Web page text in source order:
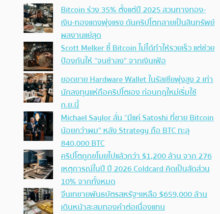
Bitcoin ร่วง 35% ตั้งแต่ปี 2025 สวนทางทอง-
เงิน-ทองแดงพุ่งแรง ดันคริปโตกลายเป็นสินทรัพย์
ผลงานแย่สุด
Scott Melker ชี้ Bitcoin ไม่ได้ทำให้รวยเร็ว แต่ช่วย
ป้องกันให้ “จนช้าลง” จากเงินเฟ้อ
ยอดขาย Hardware Wallet ในรัสเซียพุ่งสูง 2 เท่า
นักลงทุนแห่ถือคริปโตเอง ก่อนกฎใหม่เริ่มใช้
ก.ย.นี้
Michael Saylor ลั่น “มีแค่ Satoshi ที่ขาย Bitcoin
น้อยกว่าผม” หลัง Strategy ถือ BTC ทะลุ
840,000 BTC
คริปโตถูกขโมยไปแล้วกว่า $1,200 ล้าน จาก 276
เหตุการณ์ในปี ปี 2026 Coldcard คิดเป็นสัดส่วน
10% จากทั้งหมด
จีนเทขายพันธบัตรสหรัฐฯเหลือ $659,000 ล้าน
เดินหน้าสะสมทองคำต่อเนื่องแทน